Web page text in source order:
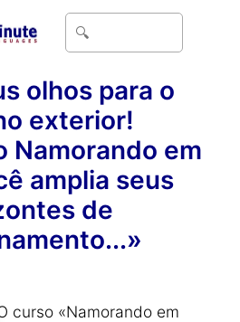
olhos para o
exterior!
Namorando em
amplia seus
de
curso «Namorando em